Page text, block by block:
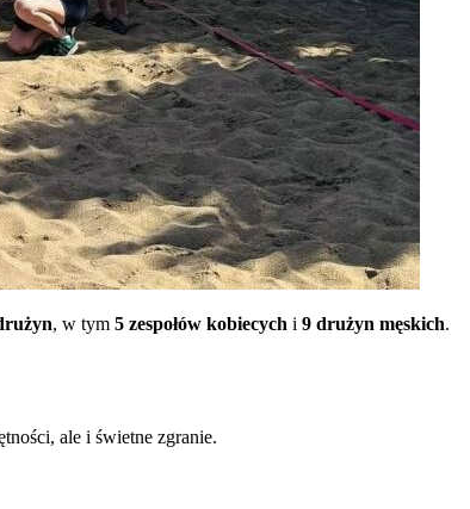
, w tym 5 zespołów kobiecych i 9 drużyn męskich.
ale i świetne zgranie.